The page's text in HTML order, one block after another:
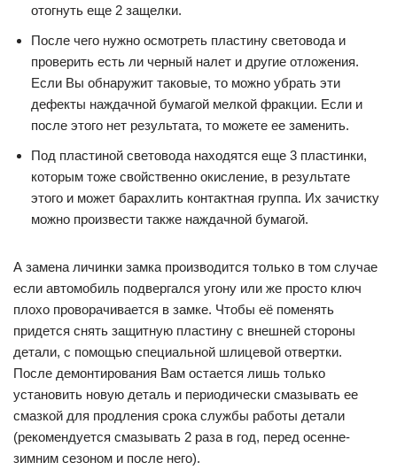
отогнуть еще 2 защелки.
После чего нужно осмотреть пластину световода и
проверить есть ли черный налет и другие отложения.
Если Вы обнаружит таковые, то можно убрать эти
дефекты наждачной бумагой мелкой фракции. Если и
после этого нет результата, то можете ее заменить.
Под пластиной световода находятся еще 3 пластинки,
которым тоже свойственно окисление, в результате
этого и может барахлить контактная группа. Их зачистку
можно произвести также наждачной бумагой.
А замена личинки замка производится только в том случае
если автомобиль подвергался угону или же просто ключ
плохо проворачивается в замке. Чтобы её поменять
придется снять защитную пластину с внешней стороны
детали, с помощью специальной шлицевой отвертки.
После демонтирования Вам остается лишь только
установить новую деталь и периодически смазывать ее
смазкой для продления срока службы работы детали
(рекомендуется смазывать 2 раза в год, перед осенне-
зимним сезоном и после него).